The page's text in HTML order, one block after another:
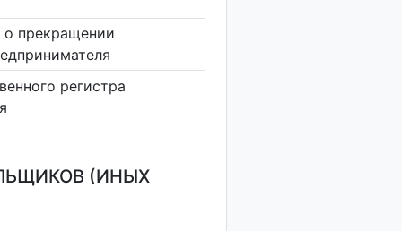
о прекращении
регистра
(ИНЫХ